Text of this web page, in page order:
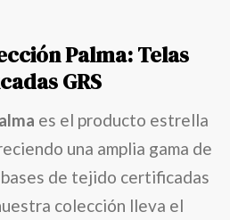
Palma: Telas
GRS
es el producto estrella
una amplia gama de
de tejido certificadas
colección lleva el